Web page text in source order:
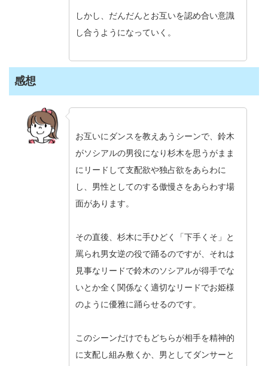
しかし、だんだんとお互いを認め合い意識
し合うようになっていく。
感想
お互いにダンスを教えあうシーンで、鈴木
がソシアルの男役になり杉木を思うがまま
にリードして支配欲や独占欲をあらわに
し、男性としてのする傲慢さをあらわす場
面があります。
その直後、杉木に手ひどく「下手くそ」と
罵られ男女逆の役で踊るのですが、それは
見事なリードで鈴木のソシアルが得手でな
いとか全く関係なく適切なリードでお姫様
のように優雅に踊らせるのです。
このシーンだけでもどちらが相手を精神的
に支配し組み敷くか、男としてダンサーと